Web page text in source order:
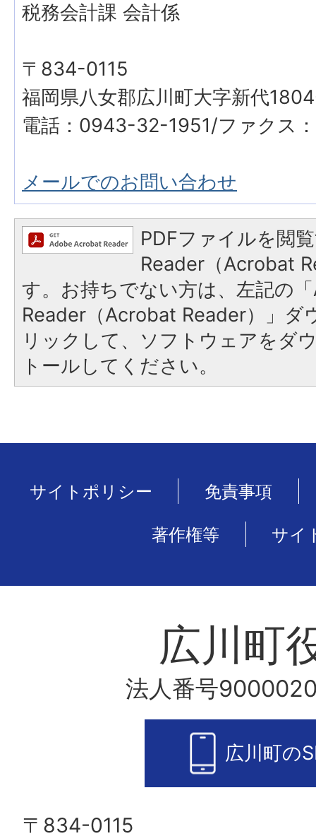
税務会計課 会計係
〒834-0115
福岡県八女郡広川町大字新代
電話：0943-32-1951/ファクス
メールでのお問い合わせ
PDFファイルを閲
Reader（Acrobat
す。お持ちでない方は、左記の
Reader（Acrobat Reader）」ダ
リックして、ソフトウェアをダ
トールしてください。
サイトポリシー 免責事項
著作権等 サイ
広川町
法人番号
広川町の
〒834-0115